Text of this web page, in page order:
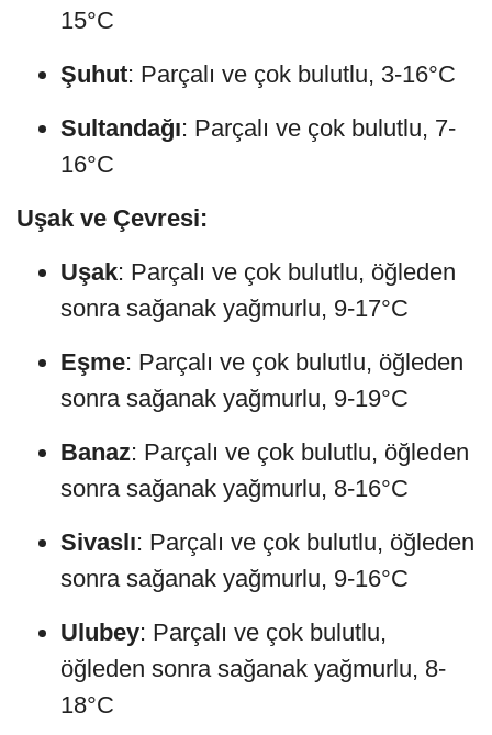
15°C
Şuhut: Parçalı ve çok bulutlu, 3-16°C
Sultandağı: Parçalı ve çok bulutlu, 7-
16°C
Uşak ve Çevresi:
Uşak: Parçalı ve çok bulutlu, öğleden
sonra sağanak yağmurlu, 9-17°C
Eşme: Parçalı ve çok bulutlu, öğleden
sonra sağanak yağmurlu, 9-19°C
Banaz: Parçalı ve çok bulutlu, öğleden
sonra sağanak yağmurlu, 8-16°C
Sivaslı: Parçalı ve çok bulutlu, öğleden
sonra sağanak yağmurlu, 9-16°C
Ulubey: Parçalı ve çok bulutlu,
öğleden sonra sağanak yağmurlu, 8-
18°C